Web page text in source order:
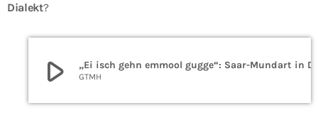
Dialekt?
play_arrow GTMH